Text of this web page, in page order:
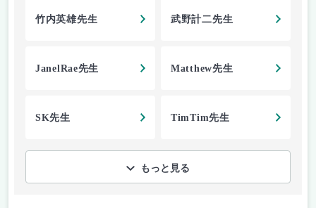
竹内英雄先生 武野計二先生
JanelRae先生 Matthew先生
SK先生 TimTim先生
もっと見る